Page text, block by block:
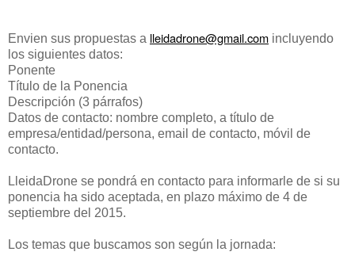
Envien sus propuestas a lleidadrone@gmail.com incluyendo
los siguientes datos:
Ponente
Título de la Ponencia
Descripción (3 párrafos)
Datos de contacto: nombre completo, a título de
empresa/entidad/persona, email de contacto, móvil de
contacto.
LleidaDrone se pondrá en contacto para informarle de si su
ponencia ha sido aceptada, en plazo máximo de 4 de
septiembre del 2015.
Los temas que buscamos son según la jornada: